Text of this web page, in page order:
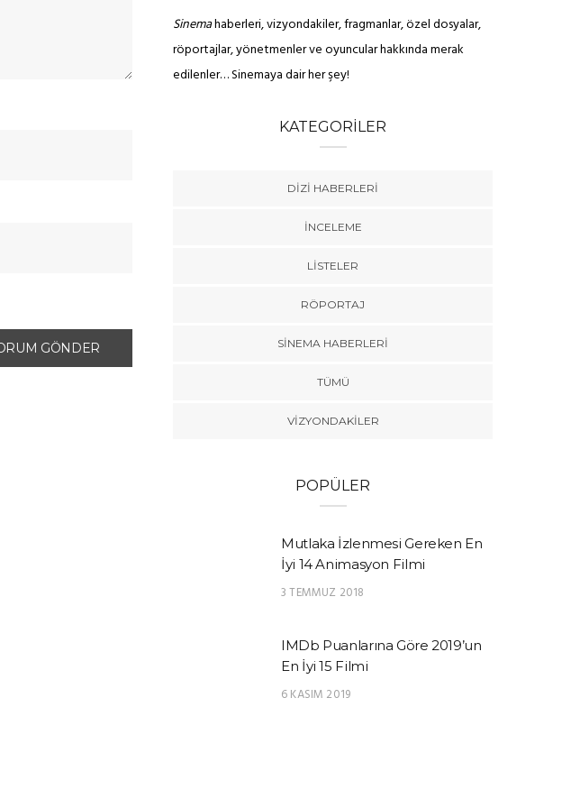
Sinemahaberleri, vizyondakiler, fragmanlar, özel dosyalar,
röportajlar, yönetmenler ve oyuncular hakkında merak
edilenler… Sinemaya dair her şey!
KATEGORILER
DIZI HABERLERI
İNCELEME
LISTELER
RÖPORTAJ
SINEMA HABERLERI
TÜMÜ
VIZYONDAKILER
POPÜLER
Mutlaka İzlenmesi Gereken En
İyi 14 Animasyon Filmi
3 TEMMUZ 2018
IMDb Puanlarına Göre 2019’un
En İyi 15 Filmi
6 KASIM 2019